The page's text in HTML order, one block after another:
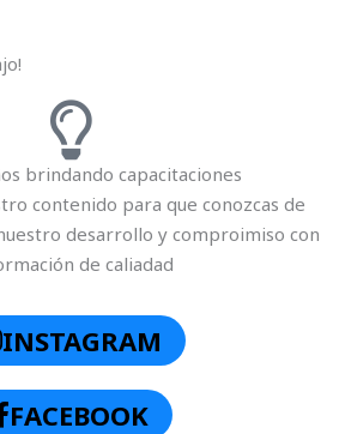
brindando capacitaciones
contenido para que conozcas de
desarrollo y comproimiso con
de caliadad
INSTAGRAM
FACEBOOK